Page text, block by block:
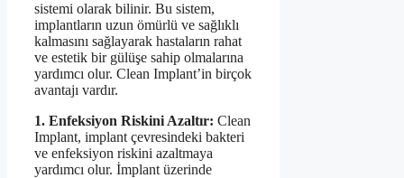
sistemi olarak bilinir. Bu sistem,
implantların uzun ömürlü ve sağlıklı
kalmasını sağlayarak hastaların rahat
ve estetik bir gülüşe sahip olmalarına
yardımcı olur. Clean Implant’in birçok
avantajı vardır.
1. Enfeksiyon Riskini Azaltır: Clean
Implant, implant çevresindeki bakteri
ve enfeksiyon riskini azaltmaya
yardımcı olur. İmplant üzerinde